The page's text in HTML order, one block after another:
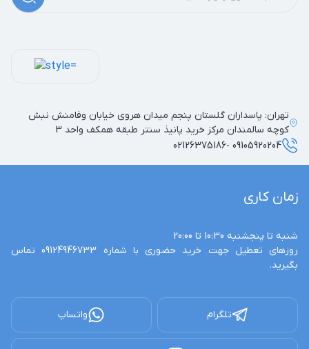
زمان کاری
بگیرید.
تلگرام واتساپ
تهران: پاسداران گلستان پنجم میدان هروی خیابان وفامنش نبش
کوچه سالمندان مرکز خرید پانیذ سنتر طبقه همکف واحد 3
09105920204 -02126375186